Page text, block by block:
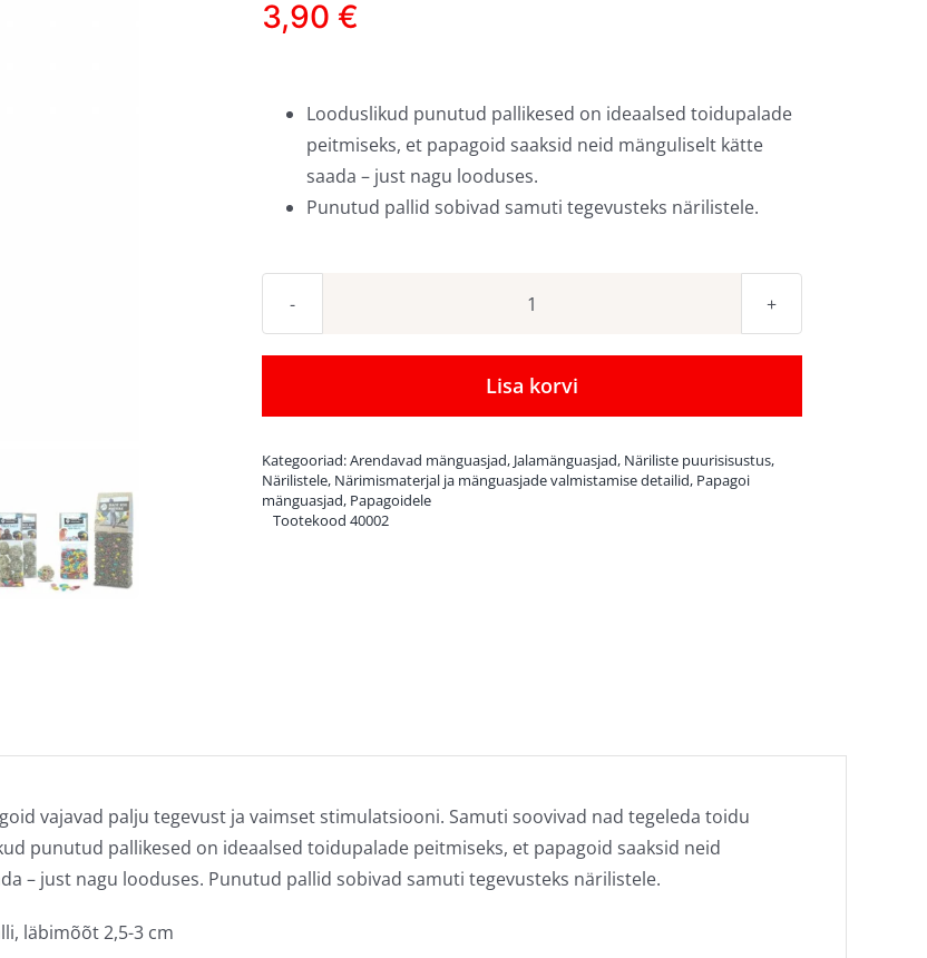
3,90 €
Looduslikud punutud pallikesed on ideaalsed toidupalade
peitmiseks, et papagoid saaksid neid mänguliselt kätte
saada – just nagu looduses.
Punutud pallid sobivad samuti tegevusteks närilistele.
Punutud
toidupalade
peitmiseks
Lisa korvi
Kategooriad:Arendavad mänguasjad, Jalamänguasjad, Näriliste puurisisustus,
Närilistele, Närimismaterjal ja mänguasjade valmistamise detailid, Papagoi
mänguasjad, Papagoidele
Tootekood 40002
vajavad palju tegevust ja vaimset stimulatsiooni. Samuti soovivad nad tegeleda toidu
punutud pallikesed on ideaalsed toidupalade peitmiseks, et papagoid saaksid neid
– just nagu looduses. Punutud pallid sobivad samuti tegevusteks närilistele.
läbimõõt 2,5-3 cm